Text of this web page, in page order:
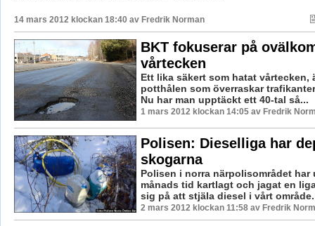
14 mars 2012 klockan 18:40 av Fredrik Norman
BKT fokuserar på
vårtecken
Ett lika säkert som hatat vårtecken,
potthålen som överraskar
Nu har man upptäckt ett 40-tal så...
1 mars 2012 klockan 14:05 av Fredrik
Polisen: Dieselliga har
skogarna
Polisen i norra närpolisområdet har
månads tid kartlagt och jagat en
sig på att stjäla diesel i vårt
2 mars 2012 klockan 11:58 av Fredrik